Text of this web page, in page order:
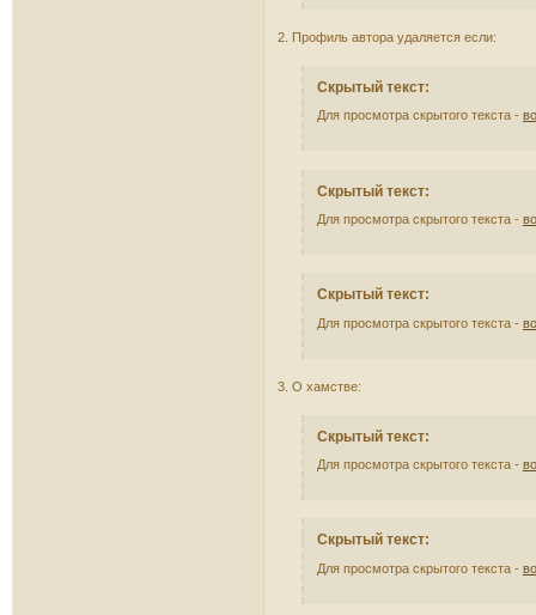
2. Профиль автора удаляется если:
Скрытый текст:
Для просмотра скрытого текста -
Скрытый текст:
Для просмотра скрытого текста -
Скрытый текст:
Для просмотра скрытого текста -
3. О хамстве:
Скрытый текст:
Для просмотра скрытого текста -
Скрытый текст:
Для просмотра скрытого текста -